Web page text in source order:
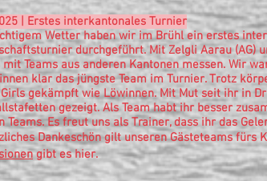
| Erstes interkantonales Turnier
Wetter haben wir im Brühl ein erstes
durchgeführt. Mit Zelgli Aarau (AG)
Teams aus anderen Kantonen messen. Wir
klar das jüngste Team im Turnier. Trotz
gekämpft wie Löwinnen. Mit Mut seit ihr in
gezeigt. Als Team habt ihr besser
Teams. Es freut uns als Trainer, dass ihr das
Dankeschön gilt unseren Gästeteams fürs
gibt es hier.